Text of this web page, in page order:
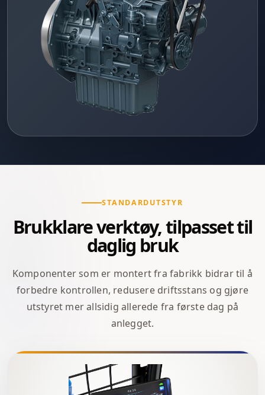
STANDARDUTSTYR
Brukklare verktøy, tilpasset til
daglig bruk
Komponenter som er montert fra fabrikk bidrar til å
forbedre kontrollen, redusere driftsstans og gjøre
utstyret mer allsidig allerede fra første dag på
anlegget.